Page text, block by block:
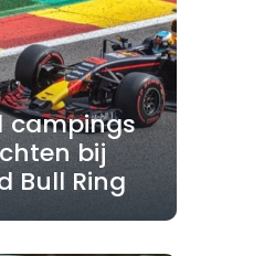
campings
bij
Bull Ring